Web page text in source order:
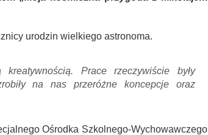
urodzin wielkiego astronoma.
Prace rzeczywiście były
na nas przeróżne koncepcje oraz
Ośrodka Szkolnego-Wychowawczego